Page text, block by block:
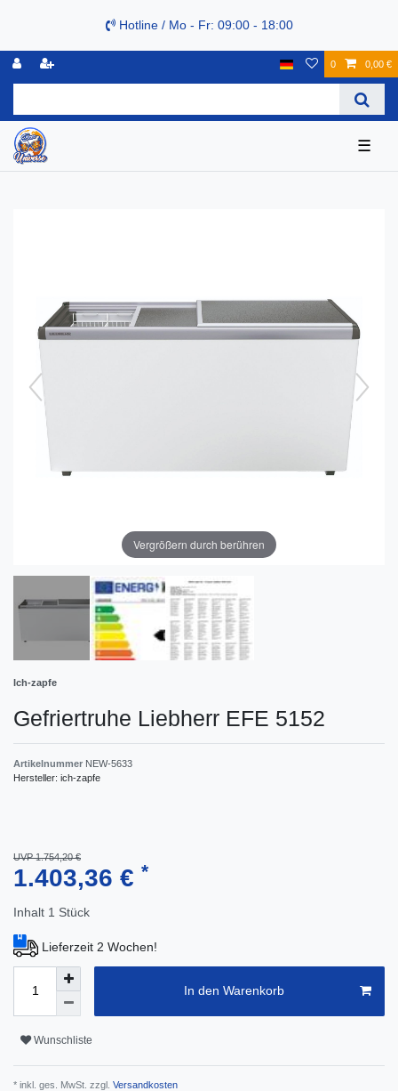
Hotline / Mo - Fr: 09:00 - 18:00
0 0,00 €
☰
Vergrößern durch berühren
Ich-zapfe
Gefriertruhe Liebherr EFE 5152
Artikelnummer NEW-5633
Hersteller: ich-zapfe
UVP 1.754,20 €
1.403,36 € *
Inhalt 1 Stück
Lieferzeit 2 Wochen!
In den Warenkorb
Wunschliste
* inkl. ges. MwSt. zzgl. Versandkosten